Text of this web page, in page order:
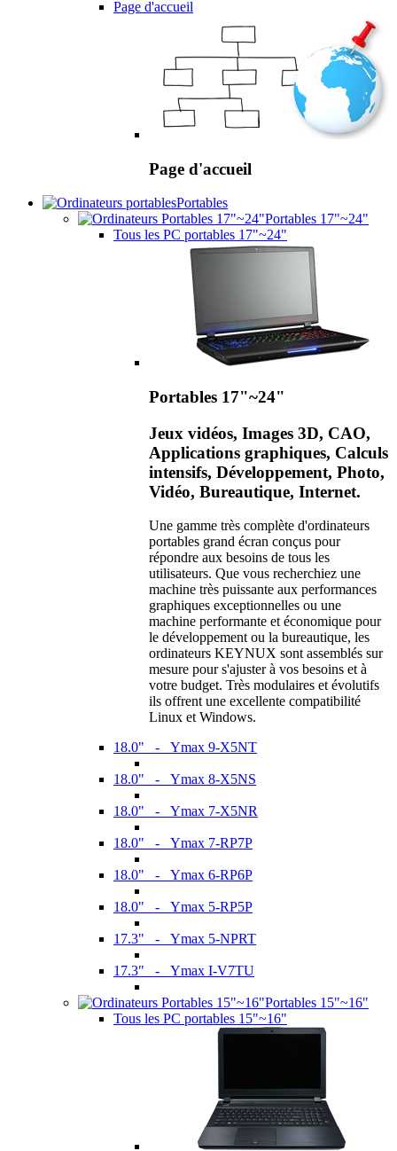
Page d'accueil
Page d'accueil
Portables
Portables 17"~24"
Tous les PC portables 17"~24"
Portables 17"~24"
Jeux vidéos, Images 3D, CAO,
Applications graphiques, Calculs
intensifs, Développement, Photo,
Vidéo, Bureautique, Internet.
Une gamme très complète d'ordinateurs
portables grand écran conçus pour
répondre aux besoins de tous les
utilisateurs. Que vous recherchiez une
machine très puissante aux performances
graphiques exceptionnelles ou une
machine performante et économique pour
le développement ou la bureautique, les
ordinateurs KEYNUX sont assemblés sur
mesure pour s'ajuster à vos besoins et à
votre budget. Très modulaires et évolutifs
ils offrent une excellente compatibilité
Linux et Windows.
18.0" - Ymax 9-X5NT
18.0" - Ymax 8-X5NS
18.0" - Ymax 7-X5NR
18.0" - Ymax 7-RP7P
18.0" - Ymax 6-RP6P
18.0" - Ymax 5-RP5P
17.3" - Ymax 5-NPRT
17.3" - Ymax I-V7TU
Portables 15"~16"
Tous les PC portables 15"~16"